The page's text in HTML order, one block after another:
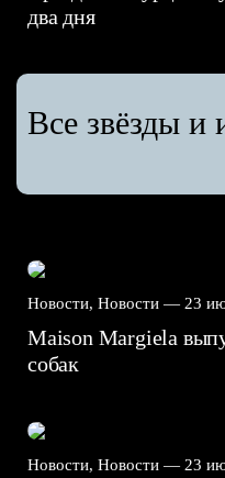
два дня
Все звёзды и
Новости, Новости — 23
Maison Margiela
собак
Новости, Новости — 23